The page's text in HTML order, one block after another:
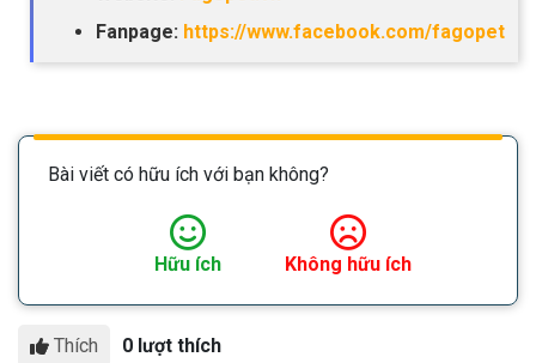
Fanpage: https://www.facebook.com/fagopet
Bài viết có hữu ích với bạn không?
Hữu ích Không hữu ích
Thích 0 lượt thích